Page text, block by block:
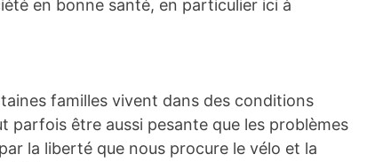
en bonne santé, en particulier ici à
familles vivent dans des conditions
parfois être aussi pesante que les problèmes
la liberté que nous procure le vélo et la